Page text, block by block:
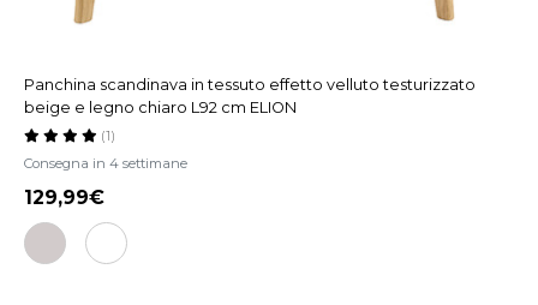
Panchina scandinava in tessuto effetto velluto testurizzato
beige e legno chiaro L92 cm ELION
Consegna in 4 settimane
(1)
129,99